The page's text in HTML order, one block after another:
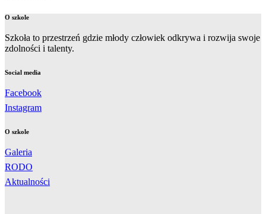
O szkole
Szkoła to przestrzeń gdzie młody człowiek odkrywa i rozwija swoje
zdolności i talenty.
Social media
Facebook
Instagram
O szkole
Galeria
RODO
Aktualności